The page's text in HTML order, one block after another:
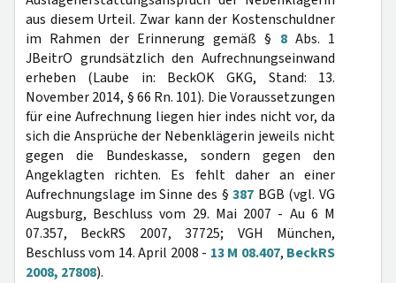
aus diesem Urteil. Zwar kann der Kostenschuldner
im Rahmen der Erinnerung gemäß § 8Abs. 1
JBeitrO grundsätzlich den Aufrechnungseinwand
erheben (Laube in: BeckOK GKG, Stand: 13.
November 2014, § 66 Rn. 101). Die Voraussetzungen
für eine Aufrechnung liegen hier indes nicht vor, da
sich die Ansprüche der Nebenklägerin jeweils nicht
gegen die Bundeskasse, sondern gegen den
Angeklagten richten. Es fehlt daher an einer
Aufrechnungslage im Sinne des §387 BGB (vgl. VG
Augsburg, Beschluss vom 29. Mai 2007 - Au 6 M
07.357, BeckRS 2007, 37725; VGH München,
Beschluss vom 14. April 2008 - 13 M 08.407, BeckRS
2008, 27808).